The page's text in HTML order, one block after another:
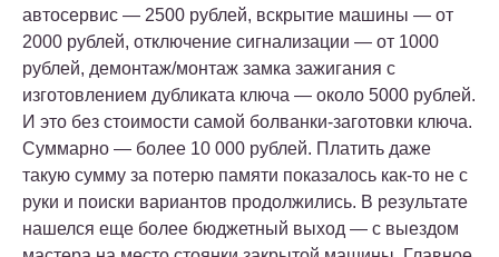
автосервис — 2500 рублей, вскрытие машины — от
2000 рублей, отключение сигнализации — от 1000
рублей, демонтаж/монтаж замка зажигания с
изготовлением дубликата ключа — около 5000 рублей.
И это без стоимости самой болванки-заготовки ключа.
Суммарно — более 10 000 рублей. Платить даже
такую сумму за потерю памяти показалось как-то не с
руки и поиски вариантов продолжились. В результате
нашелся еще более бюджетный выход — с выездом